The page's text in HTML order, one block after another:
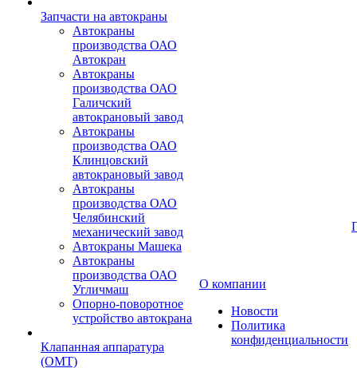
Запчасти на автокраны
Автокраны
производства ОАО
Автокран
Автокраны
производства ОАО
Галичский
автокрановый завод
Автокраны
производства ОАО
Клинцовский
автокрановый завод
Автокраны
производства ОАО
Челябинский
механический завод
Автокраны Машека
Автокраны
производства ОАО
Угличмаш
Опорно-поворотное
устройство автокрана
Клапанная аппаратура
(OMT)
О компании
Новости
Политика
конфиденциальности